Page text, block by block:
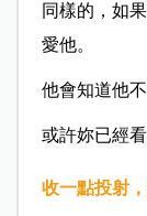
同樣的，如
愛他。
他會知道他
或許妳已經
收一點投射